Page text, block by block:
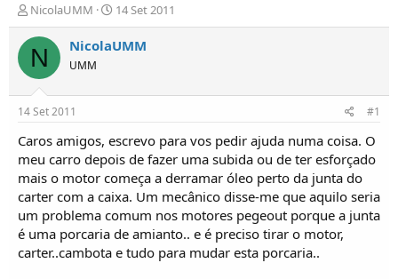
I
n
i
c
i
d
o
r
e
T
ó
p
i
c
NicolaUMM
D
a
t
í
c
i
o
14 Set 2011
N NicolaUMM
UMM
14 Set 2011 #1
Caros amigos, escrevo para vos pedir ajuda numa coisa. O
meu carro depois de fazer uma subida ou de ter esforçado
mais o motor começa a derramar óleo perto da junta do
carter com a caixa. Um mecânico disse-me que aquilo seria
um problema comum nos motores pegeout porque a junta
é uma porcaria de amianto.. e é preciso tirar o motor,
carter..cambota e tudo para mudar esta porcaria..